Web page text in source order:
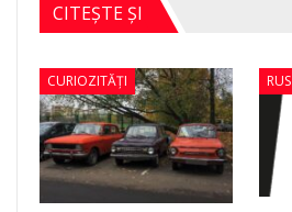
CITEȘTE ȘI
CURIOZITĂȚI RUS